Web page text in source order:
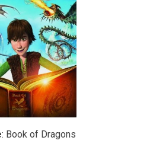
: Book of Dragons